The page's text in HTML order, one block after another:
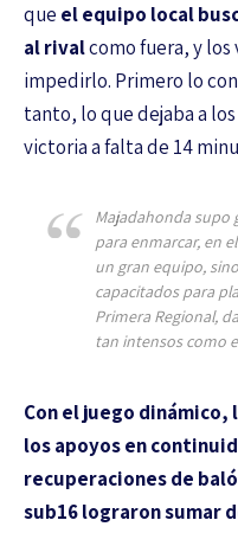
que el equipo local
al rivalcomo fuera, y
impedirlo. Primero lo
tanto, lo que dejaba a
victoria a falta de 14
Majadahonda supo
para enmarcar, en
un gran equipo,
capacitados para
Primera Regional,
tan intensos como
Con el juego
los apoyos en
recuperaciones de
sub16 lograron sumar